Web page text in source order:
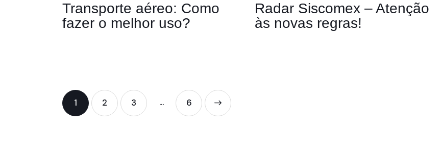
Transporte aéreo: Como
fazer o melhor uso?
Radar Siscomex – Atenção
às novas regras!
1 2 3 … 6